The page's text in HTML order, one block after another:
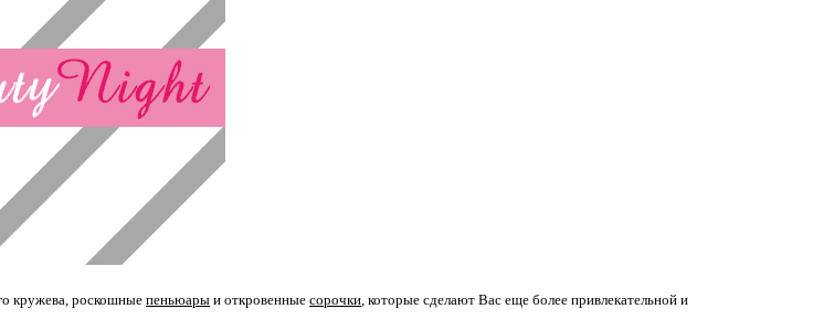
кружева, роскошные пеньюары и откровенные сорочки, которые сделают Вас еще более привлекательной и